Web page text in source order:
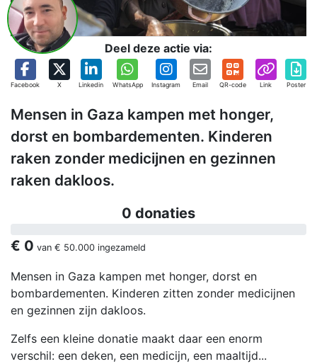
Deel deze actie via:
Facebook X Linkedin WhatsApp Instagram Email QR-code Link Poster
Mensen in Gaza kampen met honger,
dorst en bombardementen. Kinderen
raken zonder medicijnen en gezinnen
raken dakloos.
0 donaties
€ 0 van € 50.000 ingezameld
Mensen in Gaza kampen met honger, dorst en
bombardementen. Kinderen zitten zonder medicijnen
en gezinnen zijn dakloos.
Zelfs een kleine donatie maakt daar een enorm
verschil: een deken, een medicijn, een maaltijd...